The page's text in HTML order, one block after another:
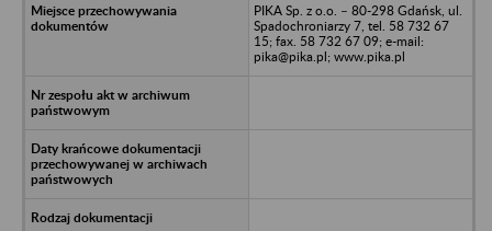
PIKA Sp. z o.o. – 80-298 Gdańsk, ul.
Spadochroniarzy 7, tel. 58 732 67
15; fax. 58 732 67 09; e-mail:
pika@pika.pl; www.pika.pl